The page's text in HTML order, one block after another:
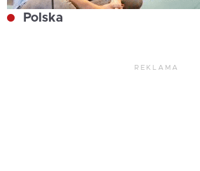
Polska
REKLAMA